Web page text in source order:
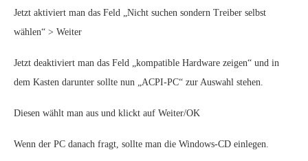
Jetzt aktiviert man das Feld „Nicht suchen sondern Treiber selbst
wählen“ > Weiter
Jetzt deaktiviert man das Feld „kompatible Hardware zeigen“ und in
dem Kasten darunter sollte nun „ACPI-PC“ zur Auswahl stehen.
Diesen wählt man aus und klickt auf Weiter/OK
Wenn der PC danach fragt, sollte man die Windows-CD einlegen.